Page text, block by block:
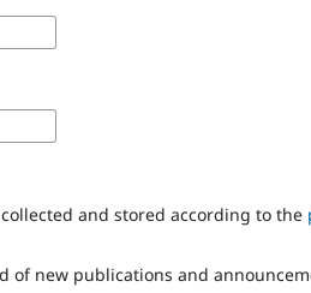
and stored according to the
of new publications and